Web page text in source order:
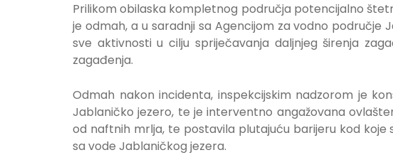
Prilikom obilaska kompletnog područja potencijalno
je odmah, a u saradnji sa Agencijom za vodno područje
sve aktivnosti u cilju spriječavanja daljnjeg širenja
zagađenja.
Odmah nakon incidenta, inspekcijskim nadzorom je
Jablaničko jezero, te je interventno angažovana
od naftnih mrlja, te postavila plutajuću barijeru kod
sa vode Jablaničkog jezera.